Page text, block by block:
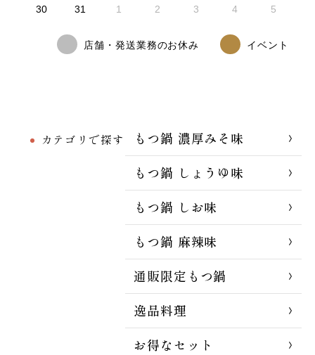
カテゴリで探す
もつ鍋 濃厚みそ味
もつ鍋 しょうゆ味
もつ鍋 しお味
もつ鍋 麻辣味
通販限定もつ鍋
逸品料理
お得なセット
30 31 1 2 3 4 5
店舗・発送業務のお休み イベント